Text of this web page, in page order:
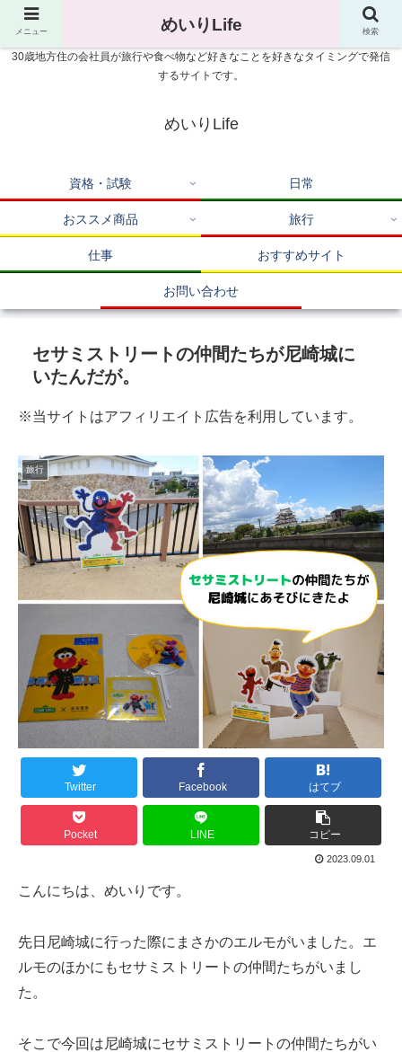
30歳地方住の会社員が旅行や食べ物など好きなことを好きなタイミングで発信
するサイトです。
めいりLife
資格・試験 日常
おススメ商品 旅行
仕事 おすすめサイト
お問い合わせ
セサミストリートの仲間たちが尼崎城に
いたんだが。
※当サイトはアフィリエイト広告を利用しています。
旅行
Twitter Facebook はてブ
Pocket LINE コピー
2023.09.01
こんにちは、めいりです。
先日尼崎城に行った際にまさかのエルモがいました。エ
ルモのほかにもセサミストリートの仲間たちがいまし
た。
そこで今回は尼崎城にセサミストリートの仲間たちがい
メニュー めいりLife 検索